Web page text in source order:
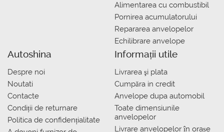
Alimentarea cu combustibil
Pornirea acumulatorului
Repararea anvelopelor
Echilibrare anvelope
Autoshina
Despre noi
Noutati
Contacte
Condiții de returnare
Politica de confidențialitate
Informații utile
Livrarea şi plata
Сumpăra in credit
Anvelope dupa automobil
Toate dimensiunile
anvelopelor
Livrare anvelopelor în orașe